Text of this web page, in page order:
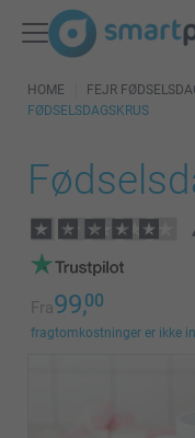
HOME FEJR
FØDSELSDAGSKRUS
Fra99,00
fragtomkostninger er ikke